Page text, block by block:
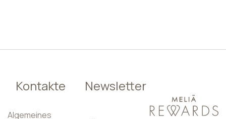
Kontakte
Algemeines
Newsletter